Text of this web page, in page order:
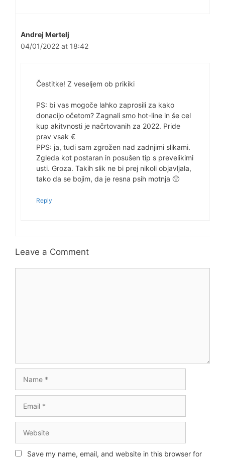
Andrej Mertelj
04/01/2022 at 18:42
Čestitke! Z veseljem ob prikiki
PS: bi vas mogoče lahko zaprosili za kako
donacijo očetom? Zagnali smo hot-line in še cel
kup akitvnosti je načrtovanih za 2022. Pride
prav vsak €
PPS: ja, tudi sam zgrožen nad zadnjimi slikami.
Zgleda kot postaran in posušen tip s prevelikimi
usti. Groza. Takih slik ne bi prej nikoli objavljala,
tako da se bojim, da je resna psih motnja 🙁
Reply
Leave a Comment
Save my name, email, and website in this browser for